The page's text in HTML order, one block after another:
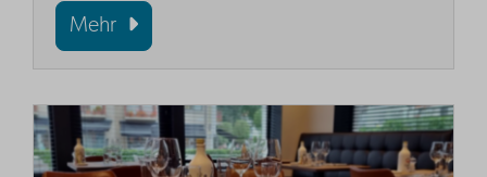
Mehr